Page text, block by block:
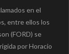
en el
entre ellos los
(FORD) se
por Horacio